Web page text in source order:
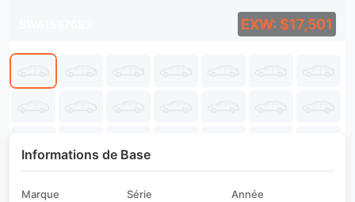
EXW: $17,501
Informations de Base
Marque
Série
Année